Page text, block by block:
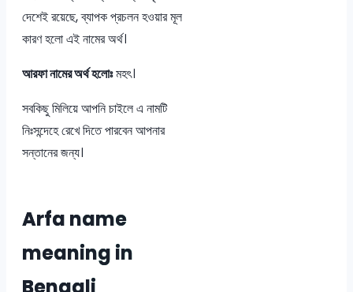
দেশেই রয়েছে, ব্যাপক প্রচলন হওয়ার মূল
কারণ হলো এই নামের অর্থ।
আরফা নামের অর্থ হলোঃমহৎ।
সবকিছু মিলিয়ে আপনি চাইলে এ নামটি
নিঃসন্দেহে রেখে দিতে পারবেন আপনার
সন্তানের জন্য।
Arfa name
meaning in